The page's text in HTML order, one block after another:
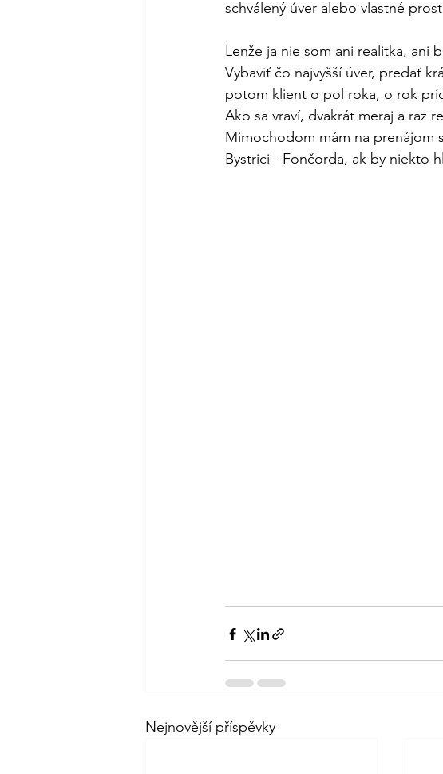
schválený úver alebo vlastné
Lenže ja nie som ani realitka, ani
Vybaviť čo najvyšší úver, predať
potom klient o pol roka, o rok
Ako sa vraví, dvakrát meraj a raz
Mimochodom mám na prenájom
Bystrici - Fončorda, ak by niekto
Nejnovější příspěvky